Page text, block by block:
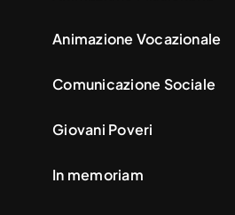
Animazione Vocazionale
Comunicazione Sociale
Giovani Poveri
In memoriam